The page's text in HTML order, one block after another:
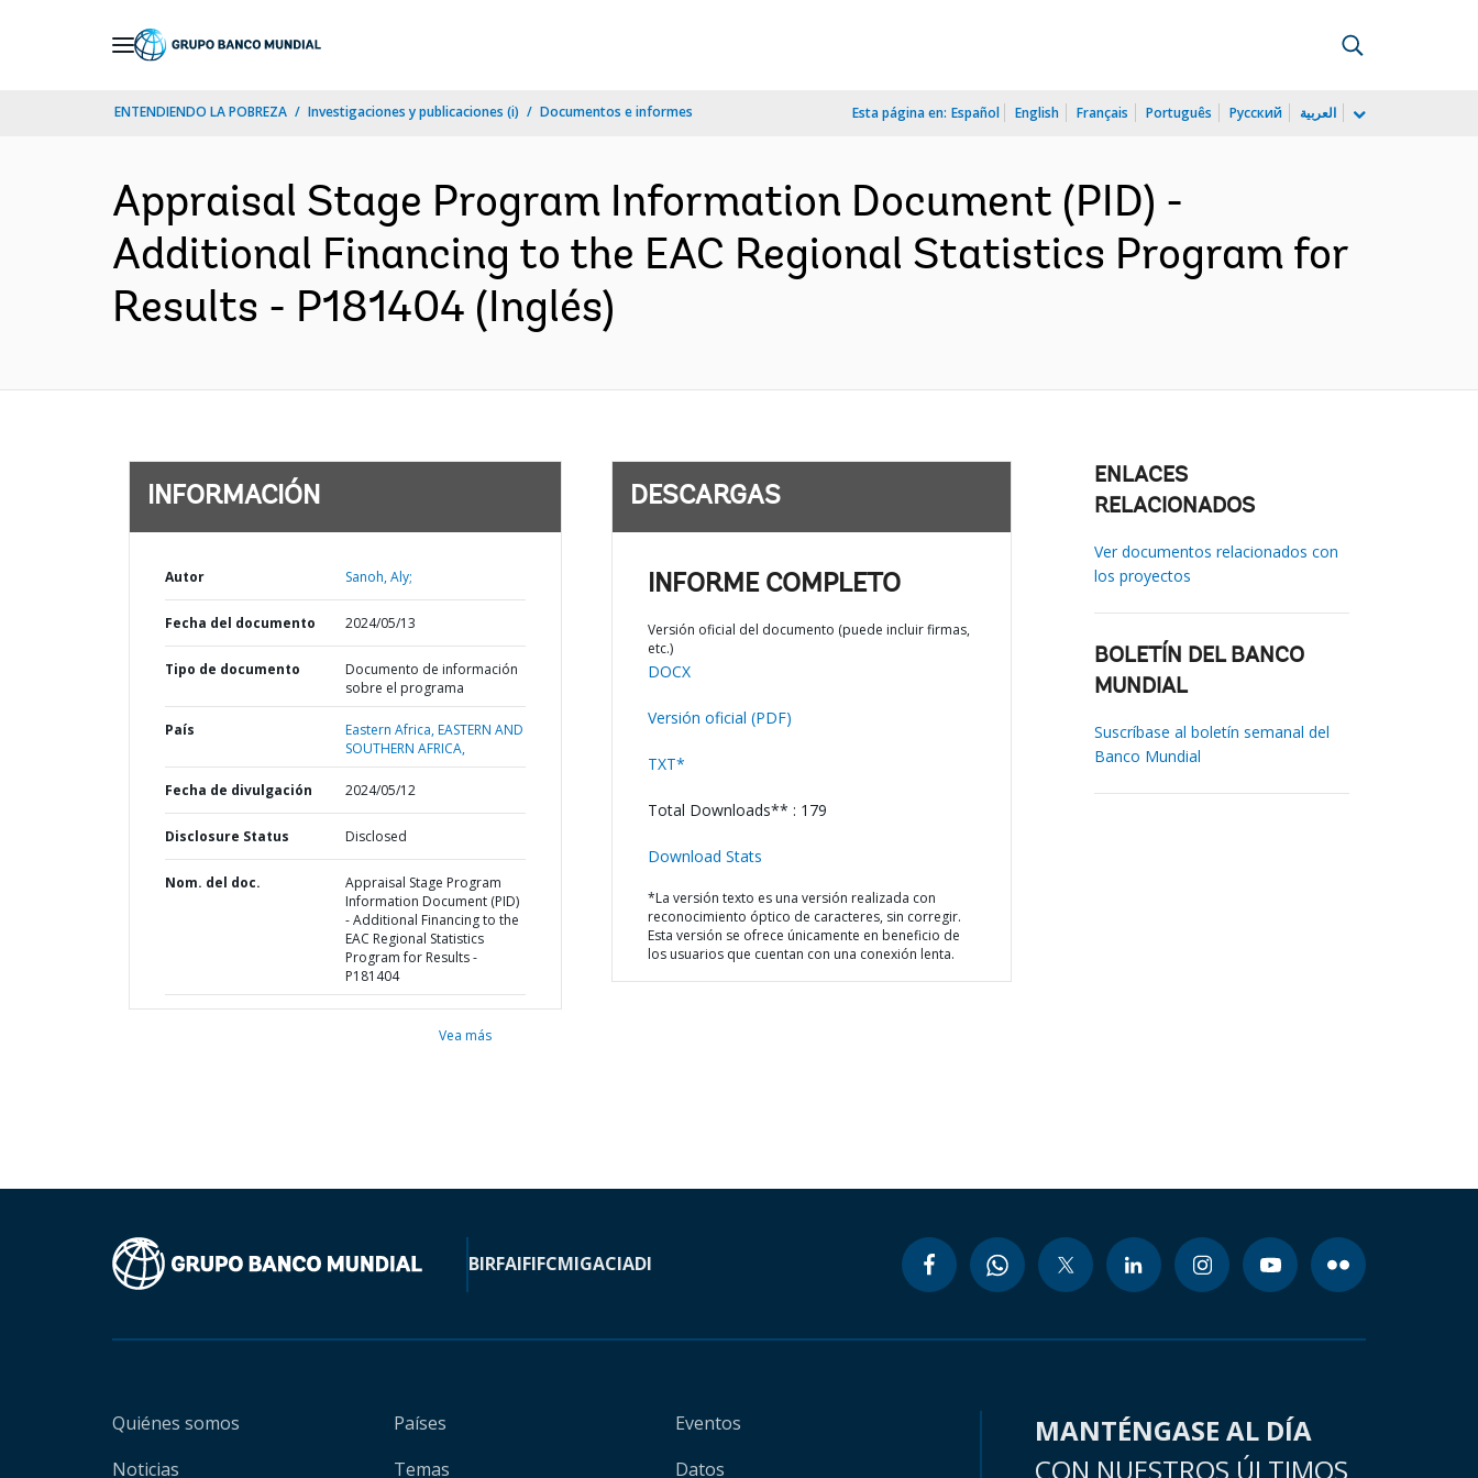
ENTENDIENDO LA POBREZA Investigaciones y publicaciones (i) Documentos e informes Esta página en: Español English Français Português Русский العربية
Appraisal Stage Program Information Document (PID) -
Additional Financing to the EAC Regional Statistics Program for
Results - P181404 (Inglés)
INFORMACIÓN
Autor Sanoh, Aly;
Fecha del documento 2024/05/13
Tipo de documento
Documento de información
sobre el programa
País Eastern Africa,EASTERN AND
SOUTHERN AFRICA,
Fecha de divulgación 2024/05/12
Disclosure Status Disclosed
Nom. del doc.
Appraisal Stage Program
Information Document (PID)
- Additional Financing to the
EAC Regional Statistics
Program for Results -
P181404
Vea más
DESCARGAS
INFORME COMPLETO
Versión oficial del documento (puede incluir firmas,
etc.)
DOCX
Versión oficial (PDF)
TXT*
Total Downloads** : 179
Download Stats
*La versión texto es una versión realizada con
reconocimiento óptico de caracteres, sin corregir.
Esta versión se ofrece únicamente en beneficio de
los usuarios que cuentan con una conexión lenta.
ENLACES
RELACIONADOS
Ver documentos relacionados con
los proyectos
BOLETÍN DEL BANCO
MUNDIAL
Suscríbase al boletín semanal del
Banco Mundial
BIRFAIFIFCMIGACIADI
Quiénes somos
Noticias
Países
Temas
Eventos
Datos
MANTÉNGASE AL DÍA
CON NUESTROS ÚLTIMOS